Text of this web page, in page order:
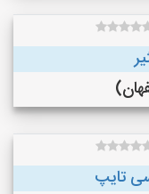
تایپ